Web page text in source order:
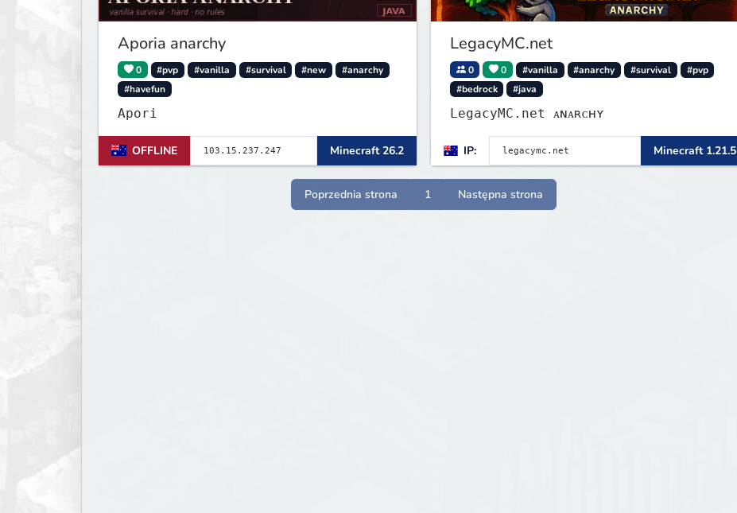
Aporia anarchy
0 #pvp #vanilla #survival #new
#anarchy
#havefun
Apori
OFFLINE Minecraft 26.2
LegacyMC.net
0 0 #vanilla #anarchy #survival
#pvp
#bedrock
#java
LegacyMC.net ᴀɴᴀʀᴄʜʏ
IP: Minecraft 1.21.5
Poprzednia strona 1 Następna strona